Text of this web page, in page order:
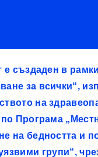
е създаден в
за всички“,
на
Програма
на бедността и
групи“,